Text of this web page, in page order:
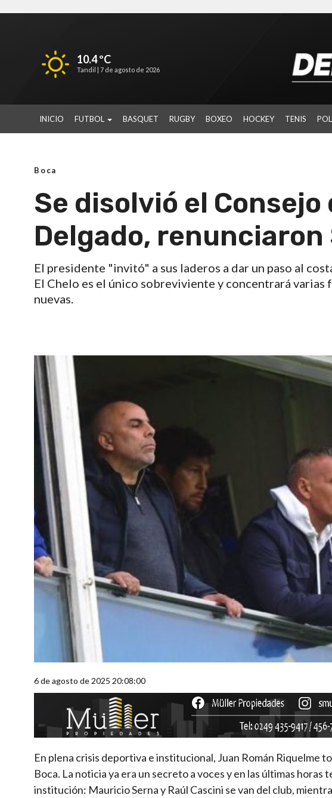
10.4 ºC
Tandil | 7 de agosto de 2026
INICIO FUTBOL BASQUET RUGBY BOXEO HOCKEY TENIS
Boca
Se disolvió el
Delgado, renunciaron
El presidente "invitó" a sus laderos a dar un paso al
El Chelo es el único sobreviviente y concentrará varias
nuevas.
6 de agosto de 2025 20:08:00
En plena crisis deportiva e institucional, Juan Román Riquelme
Boca. La noticia ya era un secreto a voces y en las últimas
institución: Mauricio Serna y Raúl Cascini se van del club,